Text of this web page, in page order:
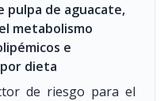
pulpa de aguacate,
metabolismo
e
dieta
de riesgo para el